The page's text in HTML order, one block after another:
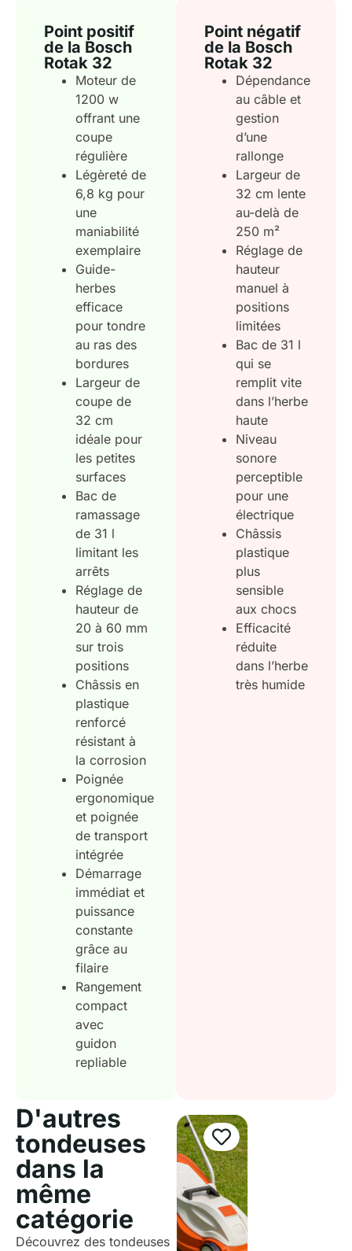
Point positif
de la Bosch
Rotak 32
Moteur de
1200 w
offrant une
coupe
régulière
Légèreté de
6,8 kg pour
une
maniabilité
exemplaire
Guide-
herbes
efficace
pour tondre
au ras des
bordures
Largeur de
coupe de
32 cm
idéale pour
les petites
surfaces
Bac de
ramassage
de 31 l
limitant les
arrêts
Réglage de
hauteur de
20 à 60 mm
sur trois
positions
Châssis en
plastique
renforcé
résistant à
la corrosion
Poignée
ergonomique
et poignée
de transport
intégrée
Démarrage
immédiat et
puissance
constante
grâce au
filaire
Rangement
compact
avec
guidon
repliable
Point négatif
de la Bosch
Rotak 32
Dépendance
au câble et
gestion
d’une
rallonge
Largeur de
32 cm lente
au-delà de
250 m²
Réglage de
hauteur
manuel à
positions
limitées
Bac de 31 l
qui se
remplit vite
dans l’herbe
haute
Niveau
sonore
perceptible
pour une
électrique
Châssis
plastique
plus
sensible
aux chocs
Efficacité
réduite
dans l’herbe
très humide
D'autres
tondeuses
dans la
même
catégorie
Découvrez des tondeuses